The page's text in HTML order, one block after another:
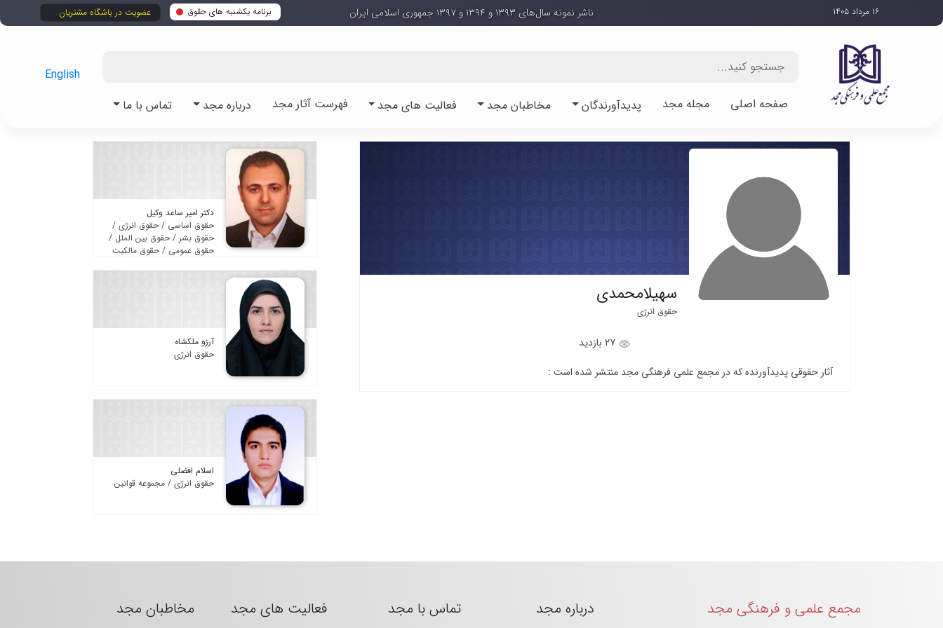
برنامه یکشنبه های حقوق عضویت در باشگاه مشتریان ۱۶ مرداد ۱۴۰۵ ناشر نمونه سال‌های ۱۳۹۳ و ۱۳۹۴ و ۱۳۹۷ جمهوری اسلامی ایران
صفحه اصلی مجله مجد پدیدآورندگان مخاطبان مجد فعالیت های مجد فهرست آثار مجد درباره مجد تماس با ما
English
سهیلامحمدی
حقوق انرژی
آثار حقوقی پدیدآورنده که در مجمع علمی فرهنگی مجد منتشر شده است :
دکتر امیر ساعد وکیل
حقوق اساسی / حقوق انرژی /
حقوق بشر / حقوق بین الملل /
حقوق عمومی / حقوق مالکیت
آرزو ملکشاه
حقوق انرژی
اسلام افضلی
حقوق انرژی / مجموعه قوانین
مجمع علمی و فرهنگی مجد درباره مجد تماس با مجد فعالیت های مجد مخاطبان مجد